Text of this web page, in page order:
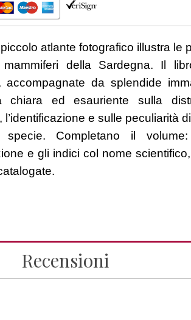
atlante fotografico illustra le
della Sardegna. Il
accompagnate da splendide
chiara ed esauriente sulla
l’identificazione e sulle peculiarità
specie. Completano il
e gli indici col nome
Recensioni